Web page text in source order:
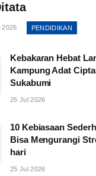
2026 PENDIDIKAN
Kebakaran Hebat
Kampung Adat
Sukabumi
25 Jul 2026
10 Kebiasaan
Bisa Mengurangi
hari
25 Jul 2026